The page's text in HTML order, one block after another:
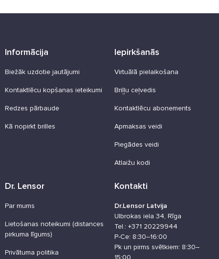
Informācija
Biežāk uzdotie jautājumi
Kontaktlēcu kopšanas ieteikumi
Redzes pārbaude
Kā nopirkt brilles
Iepirkšanās
Virtuālā pielaikošana
Briļļu ceļvedis
Kontaktlēcu abonements
Apmaksas veidi
Piegādes veidi
Atlaižu kodi
Dr. Lensor
Par mums
Lietošanas noteikumi (distances
pirkuma līgums)
Privātuma politika
Kontakti
Dr.Lensor Latvija
Ulbrokas iela 34, Rīga
Tel.: +371 20229944
P-Ce: 8:30–16:00
Pk un pirms svētkiem: 8:30–
15:00